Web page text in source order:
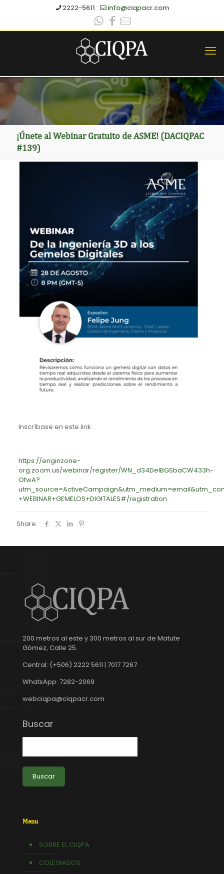
2222-5611 info@ciqpacr.com
¡Únete al Webinar Gratuito de ASME! (DACIQPAC
#139)
Inscríbase en este link
https://enginzone-
org.zoom.us/webinar/register/WN_d34DelBGSbaCW433h-
OfwA?
+WEBINAR+GEMELOS+DIGITALES#/registration
Share
200 metros al este y 300 metros al sur de Matute
Gómez, Calle 25.
Central: (+506) 2222 5611 | 7017 7267
WhatsApp: 7282-2069
webciqpa@ciqpacr.com
Buscar
Buscar
Menu
SOBRE EL CIQPA
COLEGIADOS